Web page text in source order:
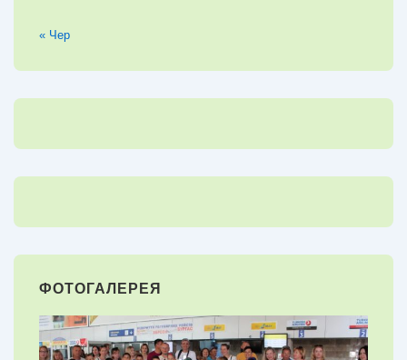
« Чер
ФОТОГАЛЕРЕЯ